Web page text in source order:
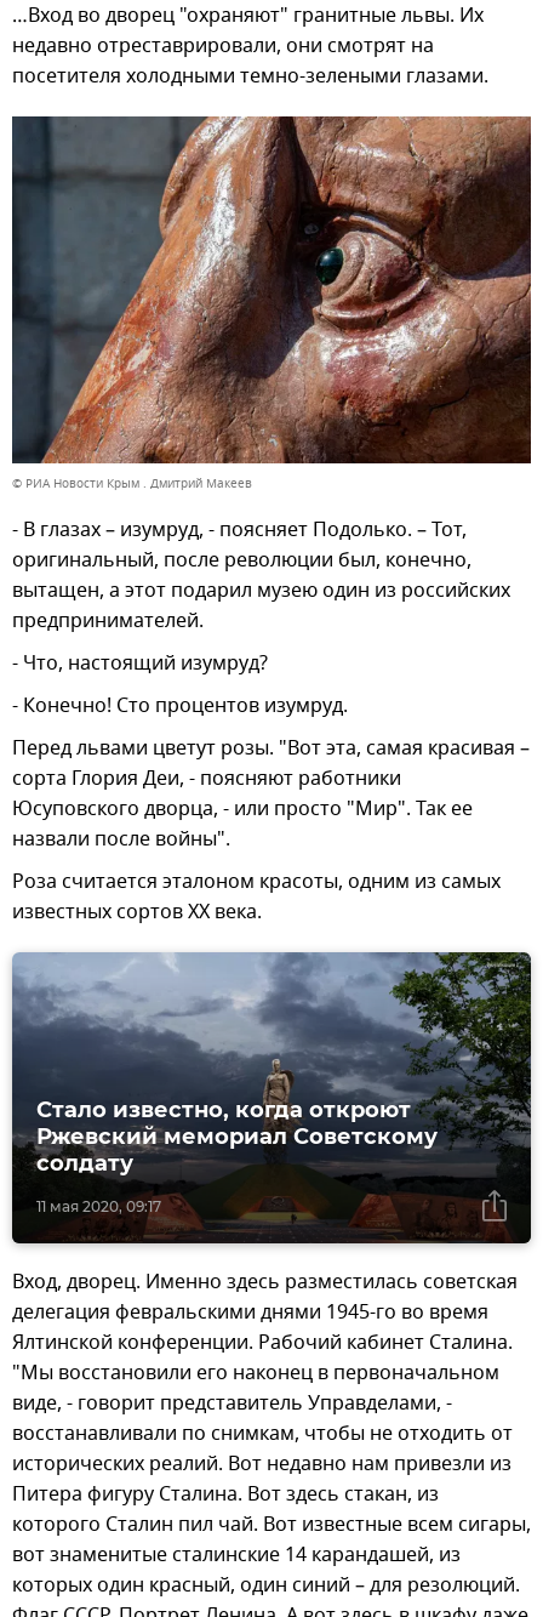
…Вход во дворец "охраняют" гранитные львы. Их
недавно отреставрировали, они смотрят на
посетителя холодными темно-зелеными глазами.
© РИА Новости Крым . Дмитрий Макеев
- В глазах – изумруд, - поясняет Подолько. – Тот,
оригинальный, после революции был, конечно,
вытащен, а этот подарил музею один из российских
предпринимателей.
- Что, настоящий изумруд?
- Конечно! Сто процентов изумруд.
Перед львами цветут розы. "Вот эта, самая красивая –
сорта Глория Деи, - поясняют работники
Юсуповского дворца, - или просто "Мир". Так ее
назвали после войны".
Роза считается эталоном красоты, одним из самых
известных сортов XX века.
11 мая 2020, 09:17
Стало известно, когда откроют
Ржевский мемориал Советскому
солдату
Вход, дворец. Именно здесь разместилась советская
делегация февральскими днями 1945-го во время
Ялтинской конференции. Рабочий кабинет Сталина.
"Мы восстановили его наконец в первоначальном
виде, - говорит представитель Управделами, -
восстанавливали по снимкам, чтобы не отходить от
исторических реалий. Вот недавно нам привезли из
Питера фигуру Сталина. Вот здесь стакан, из
которого Сталин пил чай. Вот известные всем сигары,
вот знаменитые сталинские 14 карандашей, из
которых один красный, один синий – для резолюций.